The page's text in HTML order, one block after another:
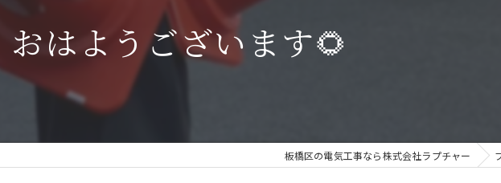
ブレーカー
おはようございます🌻
板橋区の電気工事なら株式会社ラプチャー